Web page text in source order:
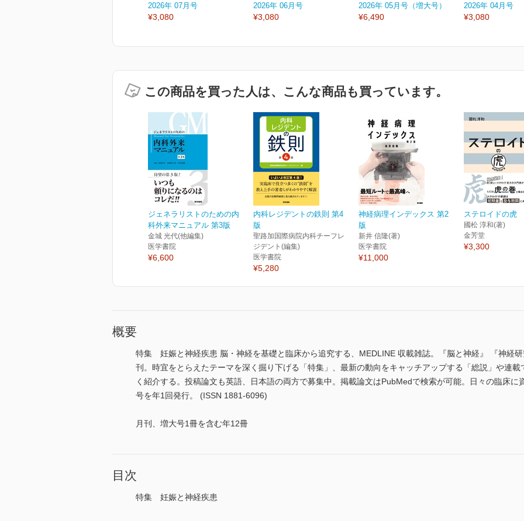
2026年 07月号
¥3,080
2026年 06月号
¥3,080
2026年 05月号（増大号）
¥6,490
2026年 04月号
¥3,080
この商品を買った人は、こんな商品も買っています。
ジェネラリストのための内
科外来マニュアル 第3版
金城 光代(他編集)
医学書院
¥6,600
内科レジデントの鉄則 第4
版
聖路加国際病院内科チーフレ
ジデント(編集)
医学書院
¥5,280
神経病理インデックス 第2
版
新井 信隆(著)
医学書院
¥11,000
ステロイドの虎
國松 淳和(著)
金芳堂
¥3,300
概要
特集 妊娠と神経疾患 脳・神経を基礎と臨床から追究する、MEDLINE 収載雑誌。『脳と神経』 『神経
刊。時宜をとらえたテーマを深く掘り下げる「特集」、最新の動向をキャッチアップする「総説」や連
く紹介する。投稿論文も英語、日本語の両方で募集中。掲載論文はPubMedで検索が可能。日々の臨床
号を年1回発行。 (ISSN 1881-6096)
月刊、増大号1冊を含む年12冊
目次
特集 妊娠と神経疾患